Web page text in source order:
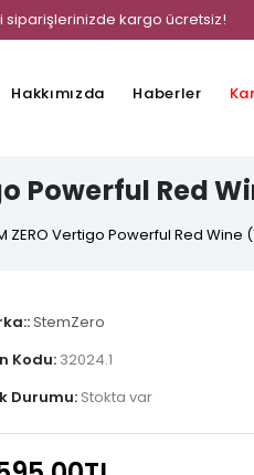
siparişlerinizde kargo ücretsiz!
Hakkımızda Haberler
Powerful Red
ZERO Vertigo Powerful Red Wine
StemZero
Kodu: 32024.1
Durumu: Stokta var